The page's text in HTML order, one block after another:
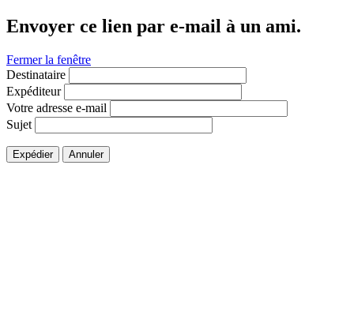
Envoyer ce lien par e-mail à un ami.
Fermer la fenêtre
Destinataire
Expéditeur
Votre adresse e-mail
Sujet
Expédier Annuler